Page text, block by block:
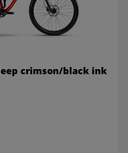
deep crimson/black ink